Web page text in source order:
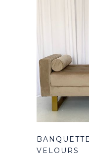
VELOURS